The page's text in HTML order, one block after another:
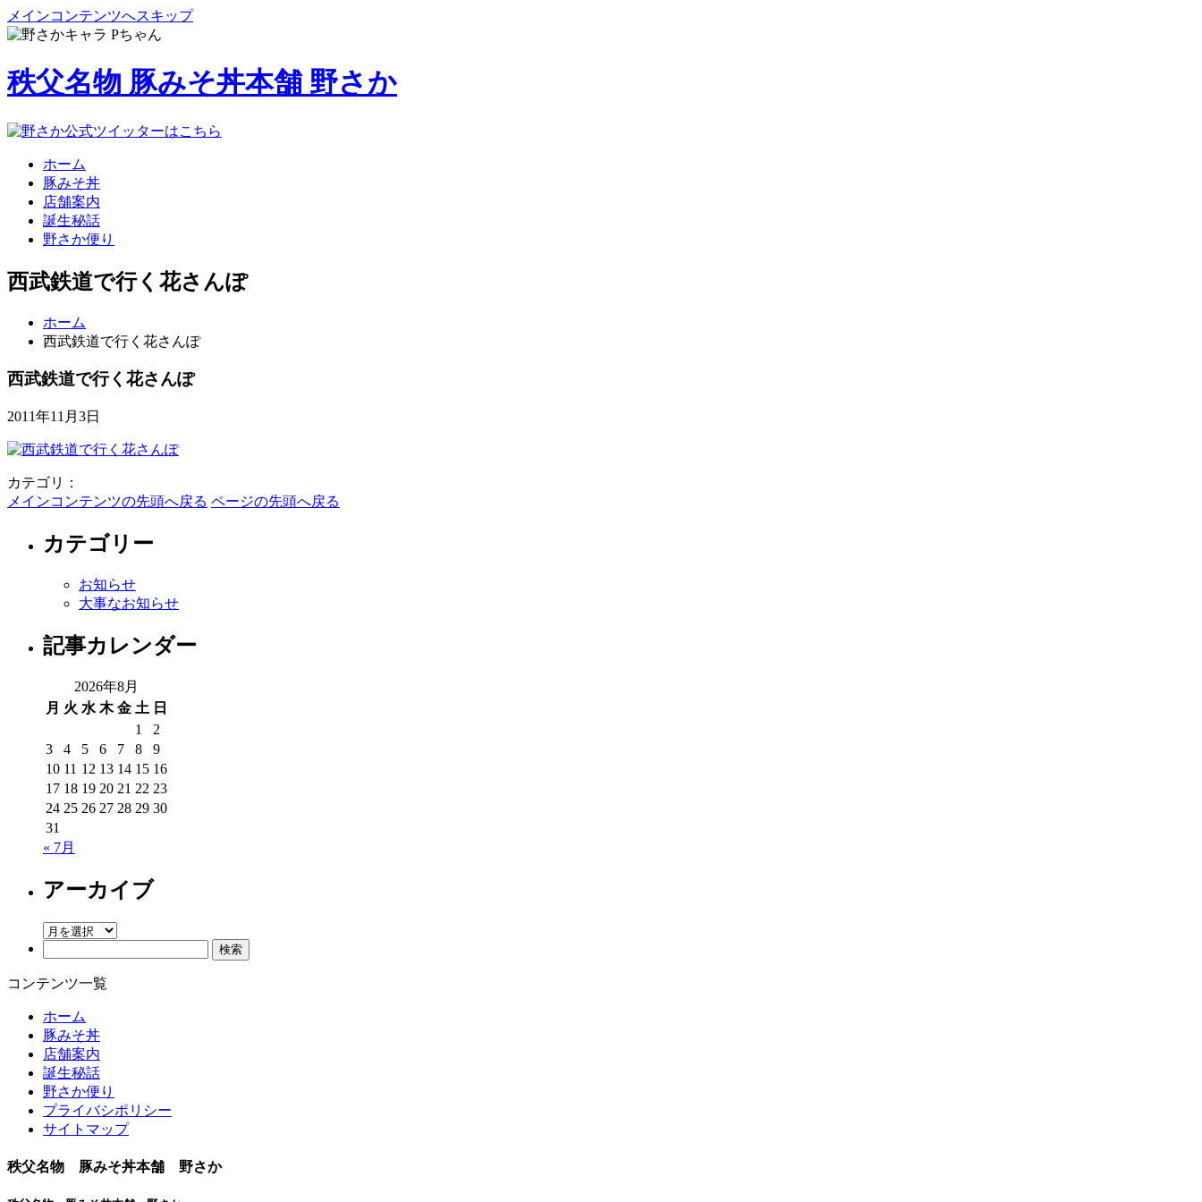
メインコンテンツへスキップ
秩父名物 豚みそ丼本舗 野さか
ホーム
豚みそ丼
店舗案内
誕生秘話
野さか便り
西武鉄道で行く花さんぽ
ホーム
西武鉄道で行く花さんぽ
西武鉄道で行く花さんぽ
2011年11月3日
カテゴリ：
メインコンテンツの先頭へ戻る ページの先頭へ戻る
カテゴリー
お知らせ
大事なお知らせ
記事カレンダー
2026年8月
月 火 水 木 金 土 日
1
2
3
4 5 6 7 8
9
10 11 12 13 14 15 16
17 18 19 20 21 22 23
24 25 26 27 28 29 30
31
« 7月
アーカイブ
ア
イ
コンテンツ一覧
ホーム
豚みそ丼
店舗案内
誕生秘話
野さか便り
プライバシポリシー
サイトマップ
秩父名物 豚みそ丼本舗 野さか